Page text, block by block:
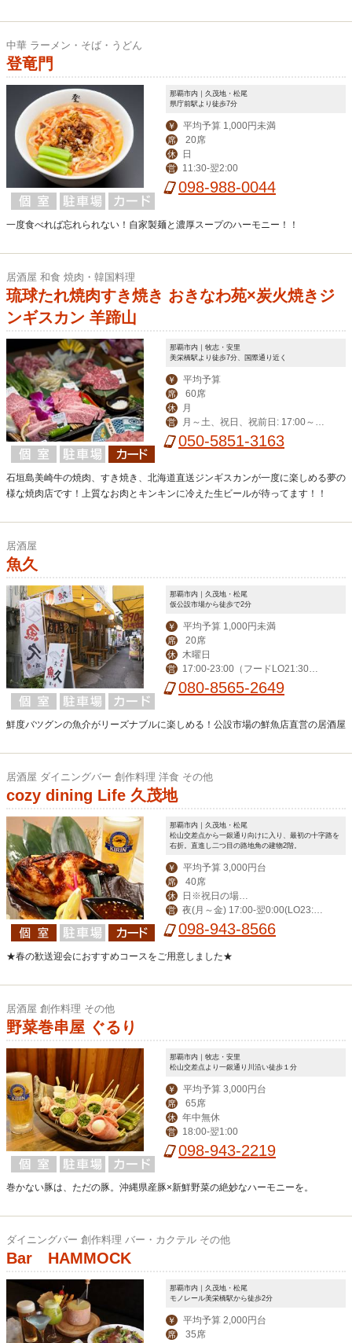
中華 ラーメン・そば・うどん
登竜門
那覇市内｜久茂地・松尾
県庁前駅より徒歩7分
￥ 平均予算 1,000円未満
席 20席
休 日
営 11:30-翌2:00
098-988-0044
一度食べれば忘れられない！自家製麺と濃厚スープのハーモニー！！
居酒屋 和食 焼肉・韓国料理
琉球たれ焼肉すき焼き おきなわ苑×炭火焼きジ
ンギスカン 羊蹄山
那覇市内｜牧志・安里
美栄橋駅より徒歩7分、国際通り近く
￥ 平均予算
席 60席
休 月
営
月～土、祝日、祝前日: 17:00～翌
0:00 （料理L.O. 23:00 ドリンクL.O.2
050-5851-3163
石垣島美崎牛の焼肉、すき焼き、北海道直送ジンギスカンが一度に楽しめる夢の
様な焼肉店です！上質なお肉とキンキンに冷えた生ビールが待ってます！！
居酒屋
魚久
那覇市内｜久茂地・松尾
仮公設市場から徒歩で2分
￥ 平均予算 1,000円未満
席 20席
休 木曜日
営
17:00-23:00（フードLO21:30・
ドリンク22：30）金・土17:00-24:00
080-8565-2649
鮮度バツグンの魚介がリーズナブルに楽しめる！公設市場の鮮魚店直営の居酒屋
居酒屋 ダイニングバー 創作料理 洋食 その他
cozy dining Life 久茂地
那覇市内｜久茂地・松尾
松山交差点から一銀通り向けに入り、最初の十字路を
右折。直進し二つ目の路地角の建物2階。
￥ 平均予算 3,000円台
席 40席
休
営業。月曜振替休。
営
夜(月～金) 17:00-翌0:00(LO23:3
0) (土)-翌1:00(LO翌0:30) 昼(月～金) 1
098-943-8566
★春の歓送迎会におすすめコースをご用意しました★
居酒屋 創作料理 その他
野菜巻串屋 ぐるり
那覇市内｜牧志・安里
松山交差点より一銀通り川沿い徒歩１分
￥ 平均予算 3,000円台
席 65席
休 年中無休
営 18:00-翌1:00
098-943-2219
巻かない豚は、ただの豚。沖縄県産豚×新鮮野菜の絶妙なハーモニーを。
ダイニングバー 創作料理 バー・カクテル その他
Bar HAMMOCK
那覇市内｜久茂地・松尾
モノレール美栄橋駅から徒歩2分
￥ 平均予算 2,000円台
席 35席